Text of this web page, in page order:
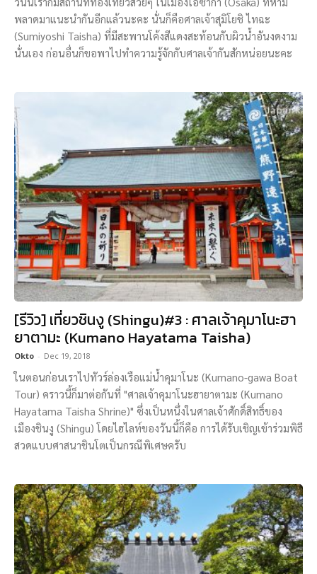
พลาดมาแนะนำกันอีกแล้วนะคะ นั่นก็คือศาลเจ้าสุมิโยชิ ไทฉะ
(Sumiyoshi Taisha) ที่มีสะพานโค้งสีแดงสะท้อนกับผิวน้ำอันงดงาม
นั่นเอง ก่อนอื่นก็ขอพาไปทำความรู้จักกับศาลเจ้ากันสักหน่อยนะคะ
[รีวิว] เที่ยวชินงู (Shingu)#3 : ศาลเจ้าคุมาโนะฮา
ยาตามะ (Kumano Hayatama Taisha)
Okto - Dec 19, 2018
ในตอนก่อนเราไปทัวร์ล่องเรือแม่น้ำคุมาโนะ (Kumano-gawa Boat
Tour) คราวนี้ก็มาต่อกันที่ "ศาลเจ้าคุมาโนะฮายาตามะ (Kumano
Hayatama Taisha Shrine)" ซึ่งเป็นหนึ่งในศาลเจ้าศักดิ์สิทธิ์ของ
เมืองชินงู (Shingu) โดยไฮไลท์ของวันนี้ก็คือ การได้รับเชิญเข้าร่วมพิธี
สวดแบบศาสนาชินโตเป็นกรณีพิเศษครับ